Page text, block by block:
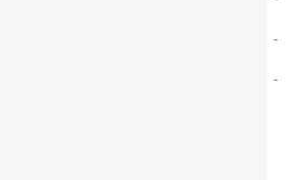
-
-